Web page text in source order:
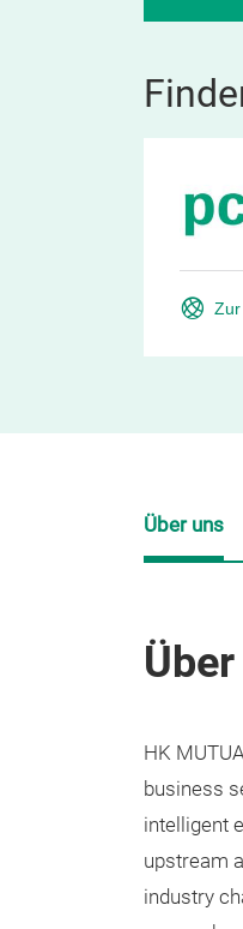
HK
business
intelligent
upstream
industry
Über uns